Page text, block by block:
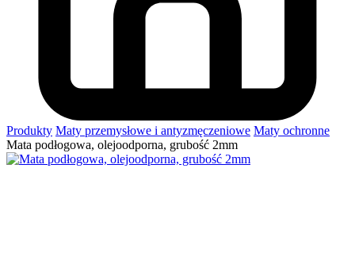
Produkty Maty przemysłowe i antyzmęczeniowe Maty ochronne
Mata podłogowa, olejoodporna, grubość 2mm